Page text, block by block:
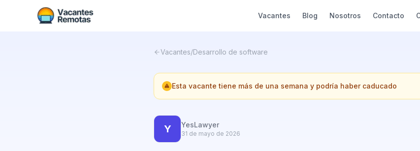
Vacantes Blog Nosotros Contacto
Vacantes/Desarrollo de software
Esta vacante tiene más de una semana y podría haber caducado
Y YesLawyer
31 de mayo de 2026